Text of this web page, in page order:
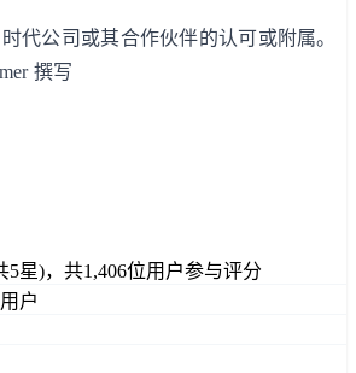
代公司或其合作伙伴的认可或附属。
撰写
5星)，共1,406位用户参与评分
户